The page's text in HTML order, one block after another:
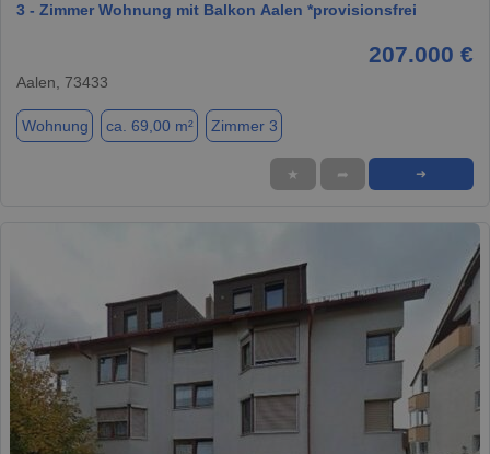
3 - Zimmer Wohnung mit Balkon Aalen *provisionsfrei
207.000 €
Aalen, 73433
Wohnung ca. 69,00 m² Zimmer 3
★ ➦ ➜